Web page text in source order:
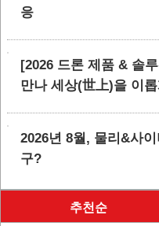
응
[2026 드론 제품 & 솔
만나 세상(世上)을 이
2026년 8월, 물리&사
구?
추천순